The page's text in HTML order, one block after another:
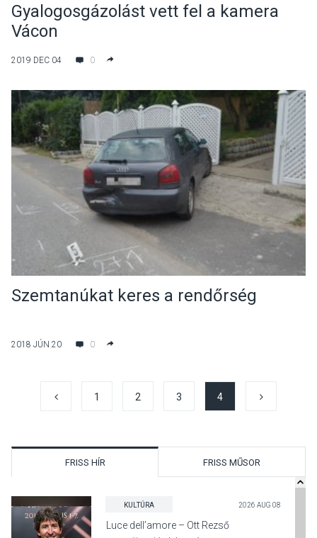
Gyalogosgázolást vett fel a kamera
Vácon
2019 DEC 04 0
Szemtanúkat keres a rendőrség
2018 JÚN 20 0
1 2 3 4
FRISS HÍR FRISS MŰSOR
KULTÚRA 2026 AUG 08
Luce dell’amore – Ott Rezső